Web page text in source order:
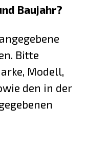
Baujahr?
Bitte
Modell,
den in der